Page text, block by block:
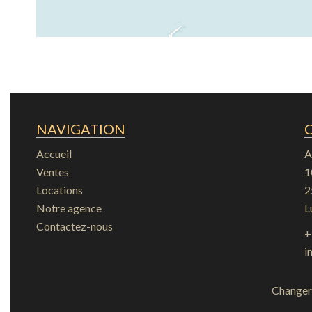
NAVIGATION
Accueil
Ventes
Locations
Notre agence
Contactez-nous